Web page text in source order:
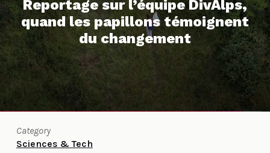
Reportage sur l’équipe DivAlps,
quand les papillons témoignent
du changement
Category
Sciences & Tech